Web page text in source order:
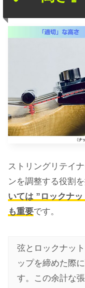
ストリングリテイ
ンを調整する役割を
いては ”ロックナ
も重要です。
弦とロックナッ
ップを締めた際
す。この余計な